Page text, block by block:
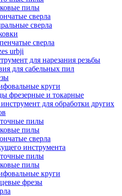
пилы
сверла
сверла
сверла
urbji
для нарезания резьбы
для сабельных пил
круги
фрезерные и токарные
для обработки других
пилы
пилы
сверла
инструмента
пилы
пилы
круги
фрезы